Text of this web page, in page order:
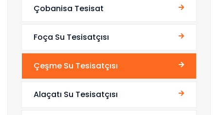
Çobanisa Tesisat
Foça Su Tesisatçısı
Çeşme Su Tesisatçısı
Alaçatı Su Tesisatçısı